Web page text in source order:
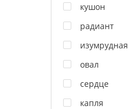
кушон
радиант
изумрудная
овал
сердце
капля